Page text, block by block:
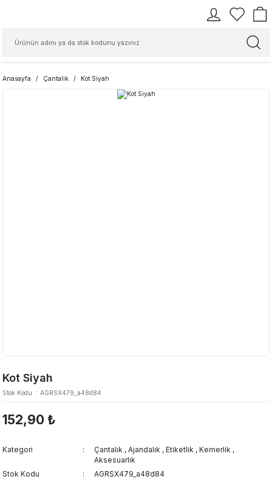
Anasayfa Çantalık Kot Siyah
Kot Siyah
Stok Kodu AGRSX479_a48d84
152,90 ₺
Kategori Çantalık , Ajandalık , Etiketlik , Kemerlik ,
Aksesuarlık
Stok Kodu
AGRSX479_a48d84